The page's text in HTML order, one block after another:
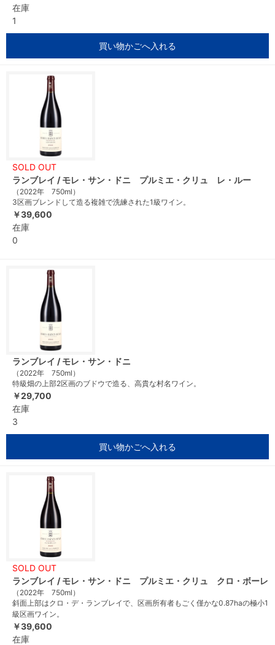
在庫
1
買い物かごへ入れる
SOLD OUT
ランブレイ / モレ・サン・ドニ プルミエ・クリュ レ・ルー
（2022年 750ml）
3区画ブレンドして造る複雑で洗練された1級ワイン。
￥39,600
在庫
0
ランブレイ / モレ・サン・ドニ
（2022年 750ml）
特級畑の上部2区画のブドウで造る、高貴な村名ワイン。
￥29,700
在庫
3
買い物かごへ入れる
SOLD OUT
ランブレイ / モレ・サン・ドニ プルミエ・クリュ クロ・ボーレ
（2022年 750ml）
斜面上部はクロ・デ・ランブレイで、区画所有者もごく僅かな0.87haの極小1
級区画ワイン。
￥39,600
在庫